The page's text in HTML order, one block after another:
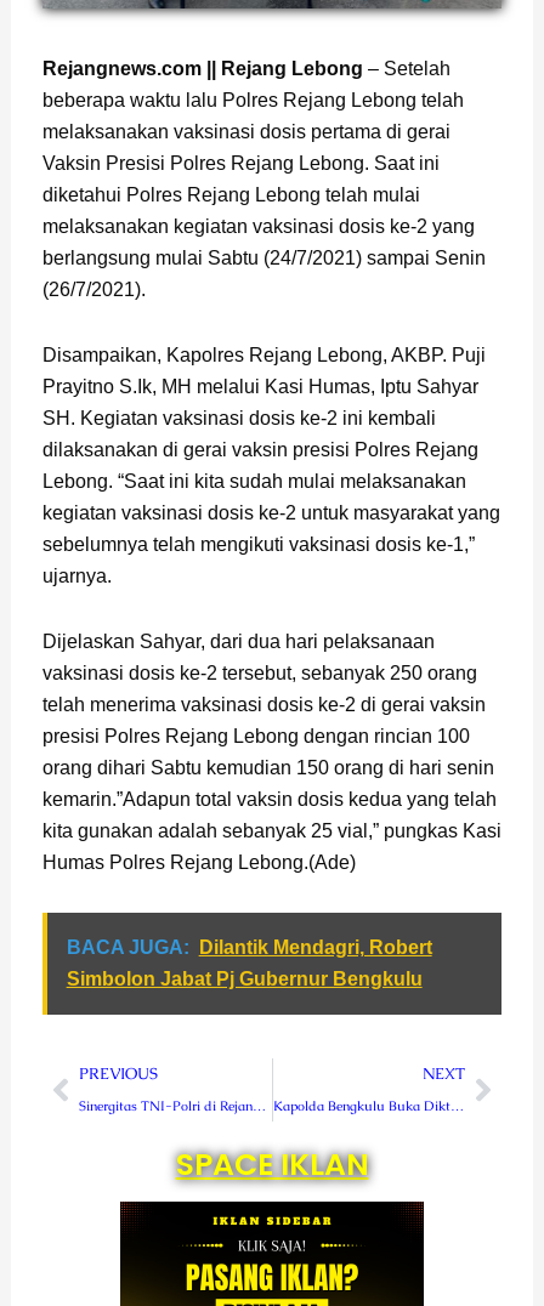
Rejangnews.com || Rejang Lebong – Setelah
beberapa waktu lalu Polres Rejang Lebong telah
melaksanakan vaksinasi dosis pertama di gerai
Vaksin Presisi Polres Rejang Lebong. Saat ini
diketahui Polres Rejang Lebong telah mulai
melaksanakan kegiatan vaksinasi dosis ke-2 yang
berlangsung mulai Sabtu (24/7/2021) sampai Senin
(26/7/2021).
Disampaikan, Kapolres Rejang Lebong, AKBP. Puji
Prayitno S.Ik, MH melalui Kasi Humas, Iptu Sahyar
SH. Kegiatan vaksinasi dosis ke-2 ini kembali
dilaksanakan di gerai vaksin presisi Polres Rejang
Lebong. “Saat ini kita sudah mulai melaksanakan
kegiatan vaksinasi dosis ke-2 untuk masyarakat yang
sebelumnya telah mengikuti vaksinasi dosis ke-1,”
ujarnya.
Dijelaskan Sahyar, dari dua hari pelaksanaan
vaksinasi dosis ke-2 tersebut, sebanyak 250 orang
telah menerima vaksinasi dosis ke-2 di gerai vaksin
presisi Polres Rejang Lebong dengan rincian 100
orang dihari Sabtu kemudian 150 orang di hari senin
kemarin.”Adapun total vaksin dosis kedua yang telah
kita gunakan adalah sebanyak 25 vial,” pungkas Kasi
Humas Polres Rejang Lebong.(Ade)
BACA JUGA:
Dilantik Mendagri, Robert
Simbolon Jabat Pj Gubernur Bengkulu
Prev
PREVIOUS
Sinergitas TNI-Polri di Rejang Lebong, Gelar Patroli Skala Besar
NEXT
Kapolda Bengkulu Buka Diktukba Polri SPN Bukit Kaba
Next
SPACE IKLAN